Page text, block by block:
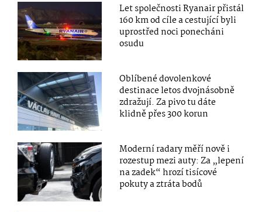
Let společnosti Ryanair přistál
160 km od cíle a cestující byli
uprostřed noci ponecháni
osudu
Oblíbené dovolenkové
destinace letos dvojnásobně
zdražují. Za pivo tu dáte
klidně přes 300 korun
Moderní radary měří nově i
rozestup mezi auty: Za „lepení
na zadek“ hrozí tisícové
pokuty a ztráta bodů